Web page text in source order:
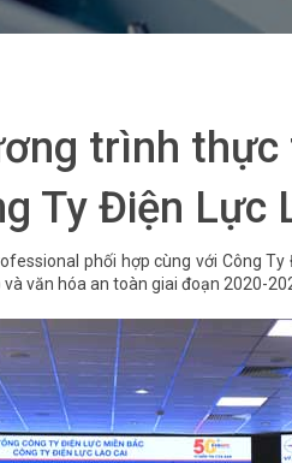
trình thực
Ty Điện Lực
phối hợp cùng với Công
văn hóa an toàn giai đoạn 2020-